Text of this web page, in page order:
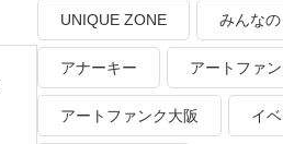
UNIQUE ZONE みんな
アナーキー アートファン
アートファンク大阪 イ